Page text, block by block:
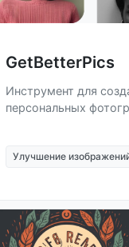
GetBetterPics
Инструмент для
персональных
Улучшение